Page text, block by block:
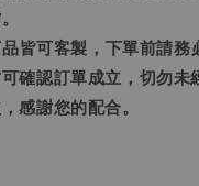
皆可客製，下單前請務
確認訂單成立，切勿未
感謝您的配合。